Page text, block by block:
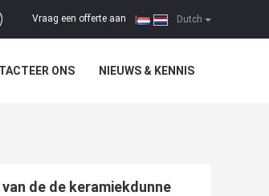
Dutch
Vraag een offerte aan
ONS NIEUWS & KENNIS
de de keramiekdunne